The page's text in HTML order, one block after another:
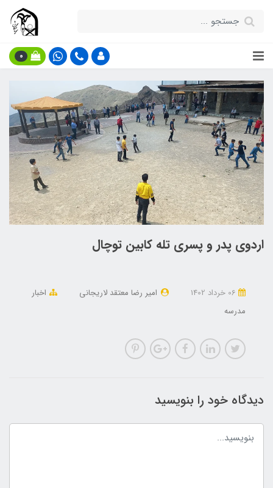
0
اردوی پدر و پسری تله کابین توچال
امیر رضا معتقد لاریجانی
اخبار
مدرسه
دیدگاه خود را بنویسید